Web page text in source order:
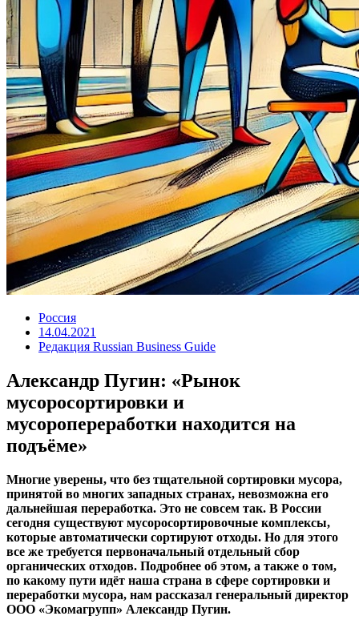
Россия
14.04.2021
Редакция Russian Business Guide
Александр Пугин: «Рынок
мусоросортировки и
мусоропереработки находится на
подъёме»
Многие уверены, что без тщательной сортировки мусора,
принятой во многих западных странах, невозможна его
дальнейшая переработка. Это не совсем так. В России
сегодня существуют мусоросортировочные комплексы,
которые автоматически сортируют отходы. Но для этого
все же требуется первоначальный отдельный сбор
органических отходов. Подробнее об этом, а также о том,
по какому пути идёт наша страна в сфере сортировки и
переработки мусора, нам рассказал генеральный директор
ООО «Экомагрупп» Александр Пугин.